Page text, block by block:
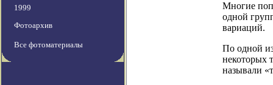
1999
Фотоархив
Все фотоматериалы
Многие
одной
вариаций.
По одной
некоторых
называли